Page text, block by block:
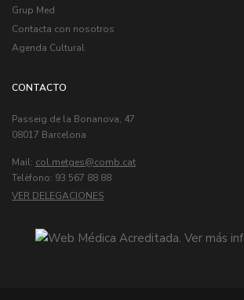
Grup Med
Contacta con nosotros
Agenda Cultural
CONTACTO
Passeig de la Bonanova, 47
08017 Barcelona
Mail: col.metges
Telèfono: 93 567 88 88
VER DELEGACIONES